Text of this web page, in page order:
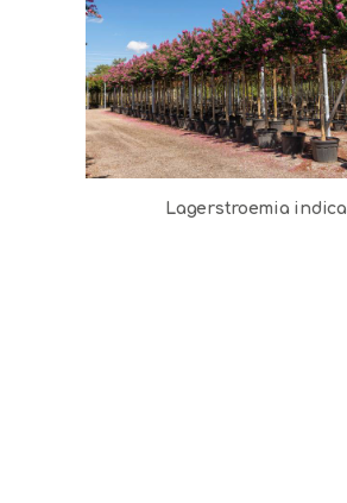
Lagerstroemia indica